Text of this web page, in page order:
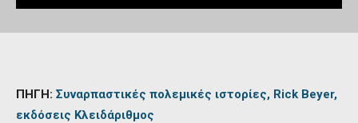
ΠΗΓΗ: Συναρπαστικές πολεμικές ιστορίες, Rick Beyer,
εκδόσεις Κλειδάριθμος